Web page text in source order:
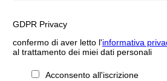
GDPR Privacy
confermo di aver letto l'informativa
al trattamento dei miei dati personali
Acconsento all'iscrizione